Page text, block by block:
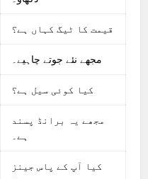
قیمت کا ٹیگ کہاں ہے؟
مجھے نئے جوتے چاہیے۔
کیا کوئی سیل ہے؟
مجھے یہ برانڈ پسند
ہے۔
کیا آپ کے پاس جینز